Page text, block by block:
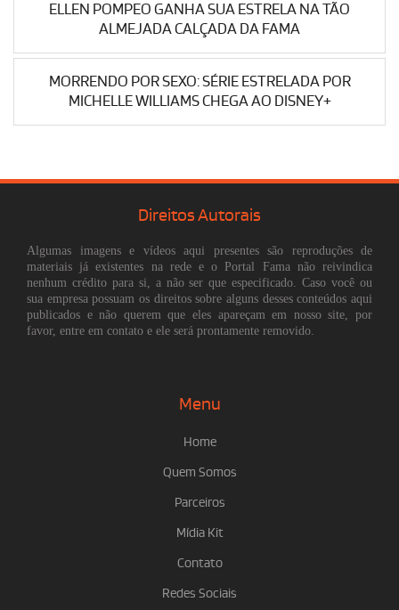
ELLEN POMPEO GANHA SUA ESTRELA NA TÃO
ALMEJADA CALÇADA DA FAMA
MORRENDO POR SEXO: SÉRIE ESTRELADA POR
MICHELLE WILLIAMS CHEGA AO DISNEY+
Direitos Autorais
Algumas imagens e vídeos aqui presentes são reproduções de
materiais já existentes na rede e o Portal Fama não reivindica
nenhum crédito para si, a não ser que especificado. Caso você ou
sua empresa possuam os direitos sobre alguns desses conteúdos aqui
publicados e não querem que eles apareçam em nosso site, por
favor, entre em contato e ele será prontamente removido.
Menu
Home
Quem Somos
Parceiros
Mídia Kit
Contato
Redes Sociais